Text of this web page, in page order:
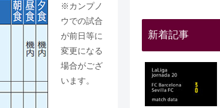
※カンプノ
ウでの試合
が前日等に
変更になる
場合がござ
います。
新着記事